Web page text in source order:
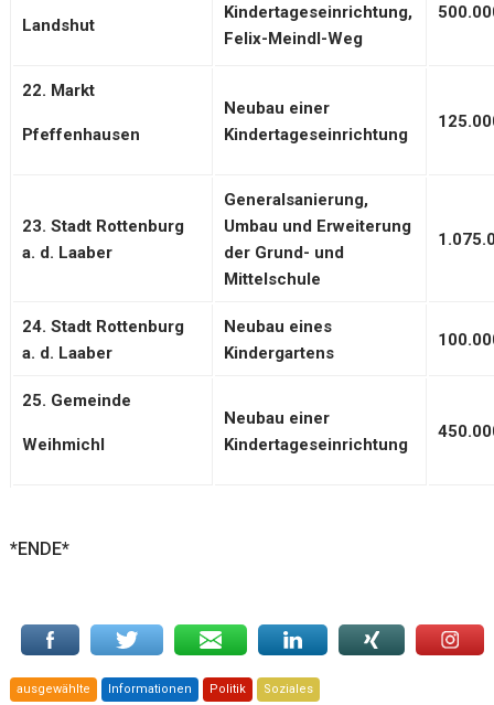
Landshut
Kindertageseinrichtung,
Felix-Meindl-Weg
22. Markt
Pfeffenhausen
Neubau einer
Kindertageseinrichtung
23. Stadt Rottenburg
a. d. Laaber
Generalsanierung,
Umbau und Erweiterung
der Grund- und
Mittelschule
24. Stadt Rottenburg
a. d. Laaber
Neubau eines
Kindergartens
25. Gemeinde
Weihmichl
Neubau einer
Kindertageseinrichtung
*ENDE*
ausgewählte Informationen Politik Soziales